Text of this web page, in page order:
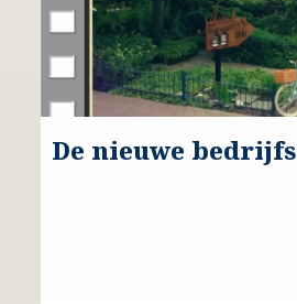
De nieuwe